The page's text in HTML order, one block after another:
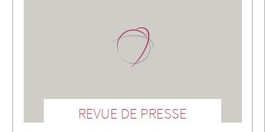
REVUE DE PRESSE